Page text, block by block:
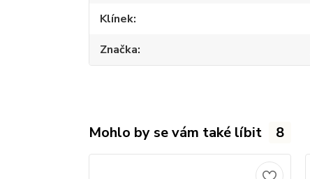
Klínek
Značka
Mohlo by se vám také líbit 8